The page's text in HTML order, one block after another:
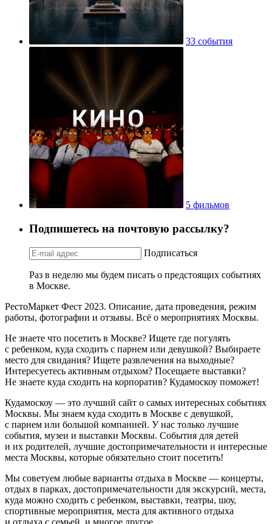
33 события
5 фильмов
Подпишетесь на почтовую рассылку?
Подписаться
Раз в неделю мы будем писать о предстоящих событиях
в Москве.
РестоМаркет Фест 2023. Описание, дата проведения, режим
работы, фотографии и отзывы. Всё о мероприятиях Москвы.
Не знаете что посетить в Москве? Ищете где погулять
с ребенком, куда сходить с парнем или девушкой? Выбираете
место для свидания? Ищете развлечения на выходные?
Интересуетесь активным отдыхом? Посещаете выставки?
Не знаете куда сходить на корпоратив? Кудамоскоу поможет!
Кудамоскоу — это лучший сайт о самых интересных событиях
Москвы. Мы знаем куда сходить в Москве с девушкой,
с парнем или большой компанией. У нас только лучшие
события, музеи и выставки Москвы. События для детей
и их родителей, лучшие достопримечательности и интересные
места Москвы, которые обязательно стоит посетить!
Мы советуем любые варианты отдыха в Москве — концерты,
отдых в парках, достопримечательности для экскурсий, места,
куда можно сходить с ребенком, выставки, театры, шоу,
спортивные мероприятия, места для активного отдыха
и отдыха с семьей, и многое другое.